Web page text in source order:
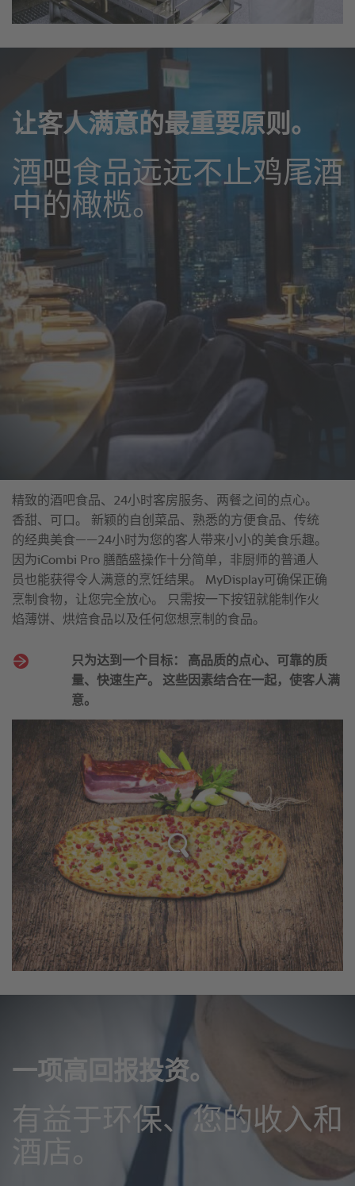
精致的酒吧食品、24小时客房服务、两餐之间的点心。
香甜、可口。 新颖的自创菜品、熟悉的方便食品、传统
的经典美食——24小时为您的客人带来小小的美食乐趣。
因为iCombi Pro 膳酷盛操作十分简单，非厨师的普通人
员也能获得令人满意的烹饪结果。 MyDisplay可确保正确
烹制食物，让您完全放心。 只需按一下按钮就能制作火
焰薄饼、烘焙食品以及任何您想烹制的食品。
只为达到一个目标： 高品质的点心、可靠的质
量、快速生产。 这些因素结合在一起，使客人满
意。